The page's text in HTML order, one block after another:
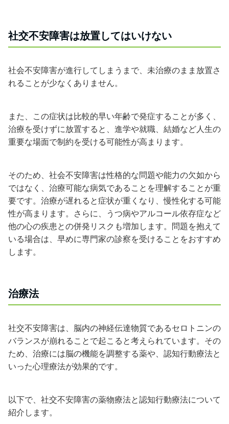
社交不安障害は放置してはいけない
社会不安障害が進行してしまうまで、未治療のまま放置さ
れることが少なくありません。
また、この症状は比較的早い年齢で発症することが多く、
治療を受けずに放置すると、進学や就職、結婚など人生の
重要な場面で制約を受ける可能性が高まります。
そのため、社会不安障害は性格的な問題や能力の欠如から
ではなく、治療可能な病気であることを理解することが重
要です。治療が遅れると症状が重くなり、慢性化する可能
性が高まります。さらに、うつ病やアルコール依存症など
他の心の疾患との併発リスクも増加します。問題を抱えて
いる場合は、早めに専門家の診察を受けることをおすすめ
します。
治療法
社交不安障害は、脳内の神経伝達物質であるセロトニンの
バランスが崩れることで起こると考えられています。その
ため、治療には脳の機能を調整する薬や、認知行動療法と
いった心理療法が効果的です。
以下で、社交不安障害の薬物療法と認知行動療法について
紹介します。